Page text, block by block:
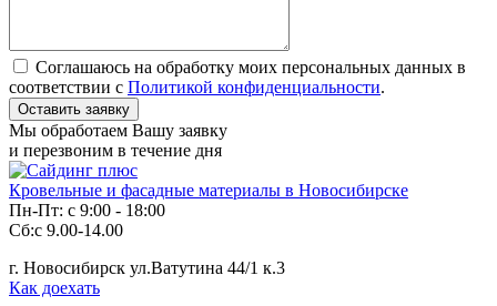
Соглашаюсь на обработку моих персональных данных в
соответствии с Политикой конфиденциальности.
Мы обработаем Вашу заявку
и перезвоним в течение дня
Кровельные и фасадные материалы в Новосибирске
Пн-Пт: с 9:00 - 18:00
Сб:с 9.00-14.00
г. Новосибирск ул.Ватутина 44/1 к.3
Как доехать